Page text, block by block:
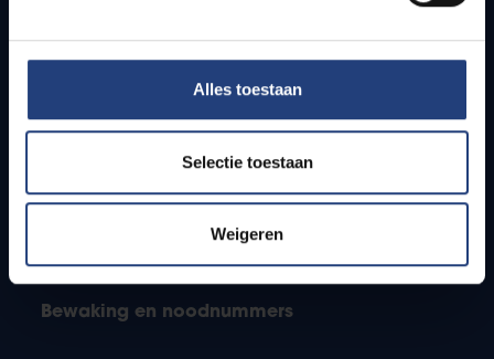
Alles toestaan
Selectie toestaan
Weigeren
Studenten
PhD-studenten
Leerkrachten en secundaire scholen
Bewaking en noodnummers